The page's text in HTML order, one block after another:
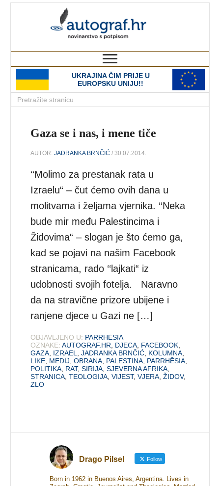
UKRAJINA ČIM PRIJE U
EUROPSKU UNIJU!!
Gaza se i nas, i mene tiče
AUTOR:JADRANKA BRNČIĆ / 30.07.2014.
‘‘Molimo za prestanak rata u
Izraelu“ – čut ćemo ovih dana u
molitvama i željama vjernika. ‘‘Neka
bude mir među Palestincima i
Židovima“ – slogan je što ćemo ga,
kad se pojavi na našim Facebook
stranicama, rado ‘‘lajkati“ iz
udobnosti svojih fotelja. Naravno
da na stravične prizore ubijene i
ranjene djece u Gazi ne […]
OBJAVLJENO U: PARRHĒSIA
OZNAKE: AUTOGRAF.HR DJECA FACEBOOK
GAZA IZRAEL ,JADRANKA BRNČIĆ KOLUMNA
LIKE MEDIJ ,OBRANA PALESTINA PARRHĒSIA
POLITIKA RAT,SIRIJA ,SJEVERNA AFRIKA
STRANICA ,TEOLOGIJA ,VIJEST,VJERA ,ŽIDOV,
ZLO
Drago Pilsel Follow
Born in 1962 in Buenos Aires, Argentina. Lives in